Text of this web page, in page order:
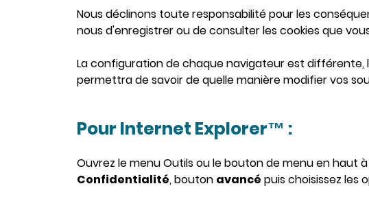
Nous déclinons toute responsabilité pour les
nous d'enregistrer ou de consulter les cookies que
La configuration de chaque navigateur est différente,
permettra de savoir de quelle manière modifier vos
Pour Internet Explorer™ :
Ouvrez le menu Outils ou le bouton de menu en haut
Confidentialité, bouton avancé puis choisissez les